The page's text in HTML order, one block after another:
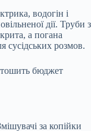
водогін і
дії. Труби з
а погана
сусідських розмов.
бюджет
за копійки